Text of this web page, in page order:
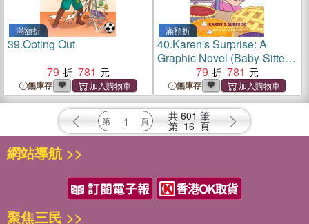
滿額折
39.Opting Out
79
781
無庫存
滿額折
40.Karen's Surprise: A
Graphic Novel (Baby-Sitters
Little Sister #12)
79 781
無庫存
共 601 筆
第 16 頁
網站導航 >>
聚焦三民 >>